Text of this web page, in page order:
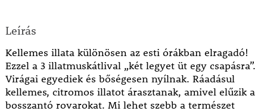
Leírás
Kellemes illata különösen az esti órákban elragadó!
Ezzel a 3 illatmuskátlival „két legyet üt egy csapásra”.
Virágai egyediek és bőségesen nyílnak. Ráadásul
kellemes, citromos illatot árasztanak, amivel elűzik a
bosszantó rovarokat. Mi lehet szebb a természet